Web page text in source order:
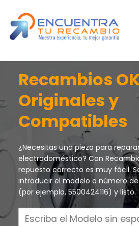
Recambios
Originales y
Compatibles
¿Necesitas una pieza para
electrodoméstico? Con
repuesto correcto es muy fácil.
introducir el modelo o número
(por ejemplo, 5500424116) y listo.